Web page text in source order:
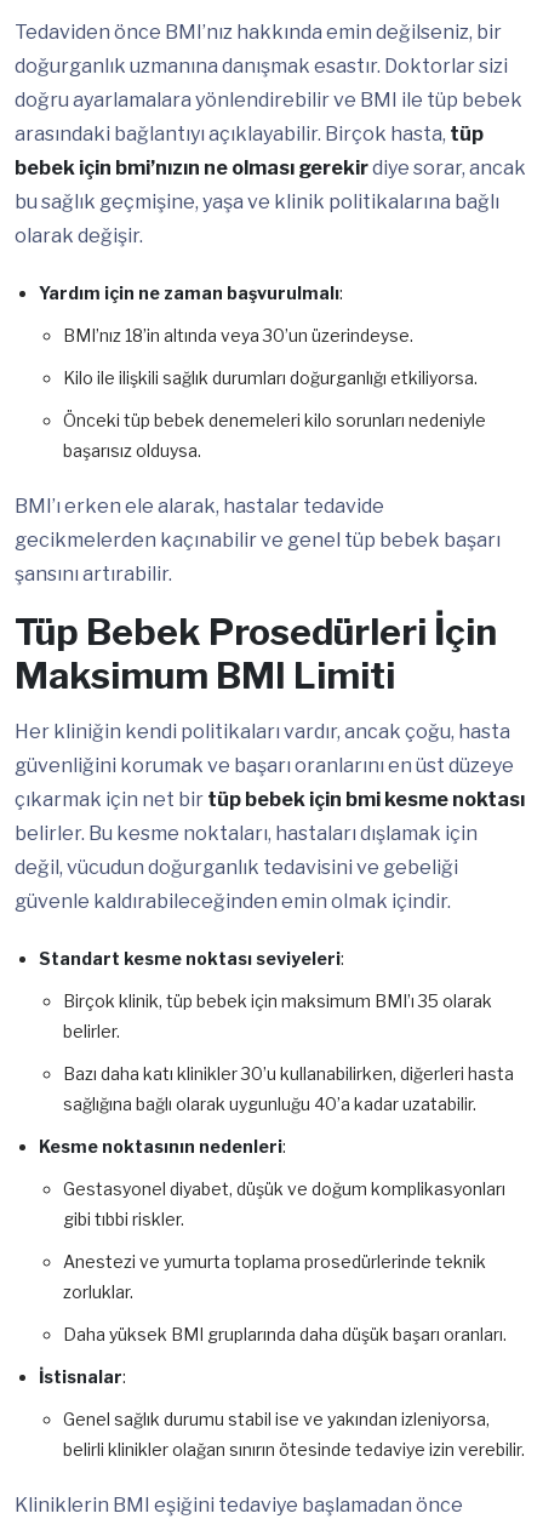
Tedaviden önce BMI’nız hakkında emin değilseniz, bir
doğurganlık uzmanına danışmak esastır. Doktorlar sizi
doğru ayarlamalara yönlendirebilir ve BMI ile tüp bebek
arasındaki bağlantıyı açıklayabilir. Birçok hasta, tüp
bebek için bmi’nızın ne olması gerekirdiye sorar, ancak
bu sağlık geçmişine, yaşa ve klinik politikalarına bağlı
olarak değişir.
Yardım için ne zaman başvurulmalı:
BMI’nız 18’in altında veya 30’un üzerindeyse.
Kilo ile ilişkili sağlık durumları doğurganlığı etkiliyorsa.
Önceki tüp bebek denemeleri kilo sorunları nedeniyle
başarısız olduysa.
BMI’ı erken ele alarak, hastalar tedavide
gecikmelerden kaçınabilir ve genel tüp bebek başarı
şansını artırabilir.
Tüp Bebek Prosedürleri İçin
Maksimum BMI Limiti
Her kliniğin kendi politikaları vardır, ancak çoğu, hasta
güvenliğini korumak ve başarı oranlarını en üst düzeye
çıkarmak için net bir tüp bebek için bmi kesme noktası
belirler. Bu kesme noktaları, hastaları dışlamak için
değil, vücudun doğurganlık tedavisini ve gebeliği
güvenle kaldırabileceğinden emin olmak içindir.
Standart kesme noktası seviyeleri:
Birçok klinik, tüp bebek için maksimum BMI’ı 35 olarak
belirler.
Bazı daha katı klinikler 30’u kullanabilirken, diğerleri hasta
sağlığına bağlı olarak uygunluğu 40’a kadar uzatabilir.
Kesme noktasının nedenleri:
Gestasyonel diyabet, düşük ve doğum komplikasyonları
gibi tıbbi riskler.
Anestezi ve yumurta toplama prosedürlerinde teknik
zorluklar.
Daha yüksek BMI gruplarında daha düşük başarı oranları.
İstisnalar:
Genel sağlık durumu stabil ise ve yakından izleniyorsa,
belirli klinikler olağan sınırın ötesinde tedaviye izin verebilir.
Kliniklerin BMI eşiğini tedaviye başlamadan önce